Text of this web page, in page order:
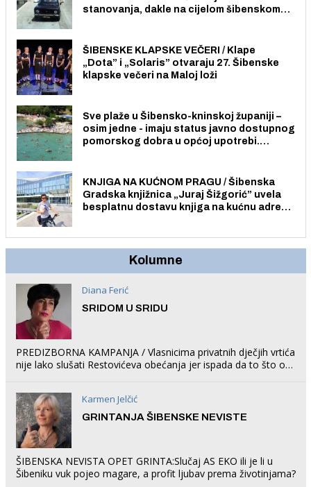
stanovanja, dakle na cijelom šibenskom
ŠIBENSKE KLAPSKE VEČERI / Klape
„Dota” i „Solaris” otvaraju 27. Šibenske
klapske večeri na Maloj loži
Sve plaže u Šibensko-kninskoj županiji –
osim jedne - imaju status javno dostupnog
pomorskog dobra u općoj upotrebi.
KNJIGA NA KUĆNOM PRAGU / Šibenska
Gradska knjižnica „Juraj Šižgorić” uvela
besplatnu dostavu knjiga na kućnu adresu
Kolumne
Diana Ferić
SRIDOM U SRIDU
PREDIZBORNA KAMPANJA / Vlasnicima privatnih dječjih vrtića
nije lako slušati Restovićeva obećanja jer ispada da to što oni
Karmen Jelčić
GRINTANJA ŠIBENSKE NEVISTE
ŠIBENSKA NEVISTA OPET GRINTA:Slučaj AS EKO ili je li u
Šibeniku vuk pojeo magare, a profit ljubav prema životinjama?